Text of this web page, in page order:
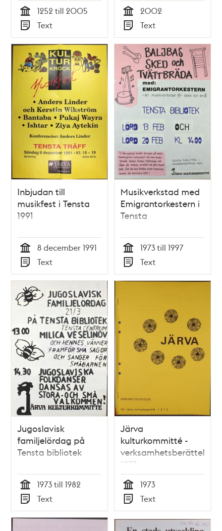
Tid
1252 till 2005
Typ
Text Tid
2002
Typ
Text
Inbjudan till
musikfest i Tensta
1991
Tid
8 december 1991
Typ
Text
Musikverkstad med
Emigrantorkestern i
Tensta
Tid
1973 till 1997
Typ
Text
Jugoslavisk
familjelördag på
Tensta bibliotek
Tid
1973 till 1982
Typ
Text
Järva
kulturkommitté -
verksamhetsberättelse
1973
Tid
1973
Typ
Text